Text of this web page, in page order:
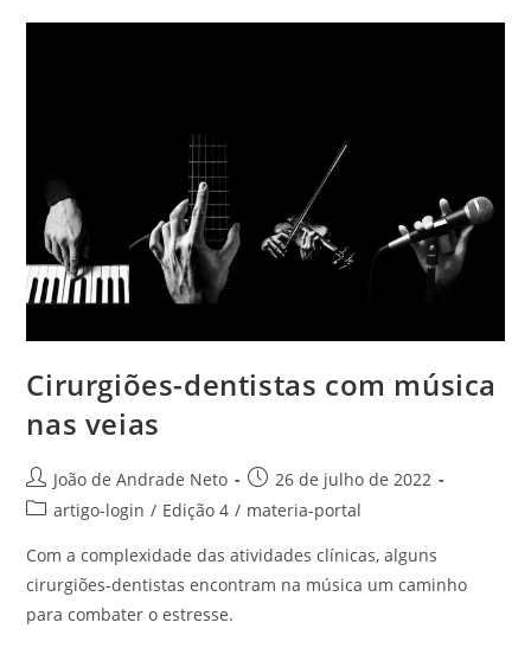
Cirurgiões-dentistas com música
nas veias
João de Andrade Neto
26 de julho de 2022
artigo-login / Edição 4 / materia-portal
Com a complexidade das atividades clínicas, alguns
cirurgiões-dentistas encontram na música um caminho
para combater o estresse.